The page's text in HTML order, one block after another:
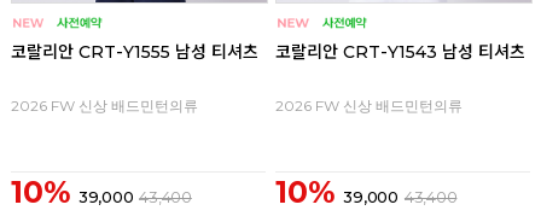
코랄리안 CRT-Y1555 남성 티셔츠
2026 FW 신상 배드민턴의류
10% 39,000 43,400
코랄리안 CRT-Y1543 남성 티셔츠
2026 FW 신상 배드민턴의류
10% 39,000 43,400